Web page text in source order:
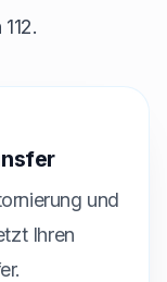
und
Ihren